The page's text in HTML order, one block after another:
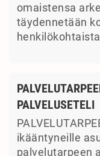
omaistensa
täydennetään
PALVELUSETELI
ikääntyneille
palvelutarpeen